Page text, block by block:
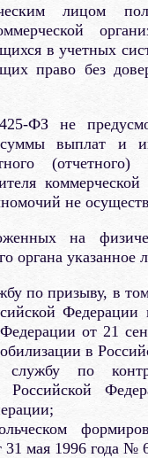
лицом
в учетных
право без
ФЗ не
выплат и
не
на
органа указанное
по призыву, в
Федерации
от 21
в
по
31 мая 1996 года №